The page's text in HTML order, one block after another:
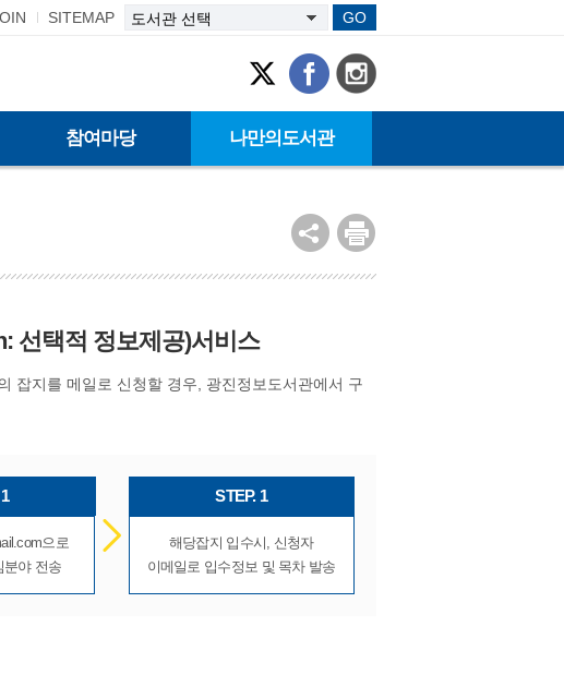
SITEMAP GO
참여마당 나만의도서관
선택적 정보제공)서비스
잡지를 메일로 신청할 경우, 광진정보도서관에서 구
으로
분야 전송
STEP. 1
해당잡지 입수시, 신청자
이메일로 입수정보 및 목차 발송